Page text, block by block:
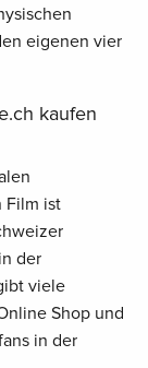
eigenen vier
kaufen
Film ist
der
viele
Shop und
in der